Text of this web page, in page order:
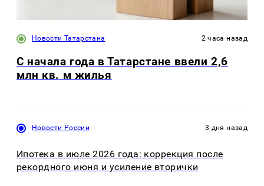
Новости Татарстана 2 часа назад
С начала года в Татарстане ввели 2,6
млн кв. м жилья
Новости России 3 дня назад
Ипотека в июле 2026 года: коррекция после
рекордного июня и усиление вторички